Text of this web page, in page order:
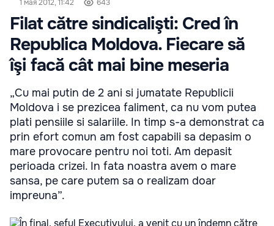
1 мая 2012, 11:42 643
Filat către sindicalişti: Cred în
Republica Moldova. Fiecare să
îşi facă cât mai bine meseria
„Cu mai putin de 2 ani si jumatate Republicii
Moldova i se prezicea faliment, ca nu vom putea
plati pensiile si salariile. In timp s-a demonstrat ca
prin efort comun am fost capabili sa depasim o
mare provocare pentru noi toti. Am depasit
perioada crizei. In fata noastra avem o mare
sansa, pe care putem sa o realizam doar
impreuna”.